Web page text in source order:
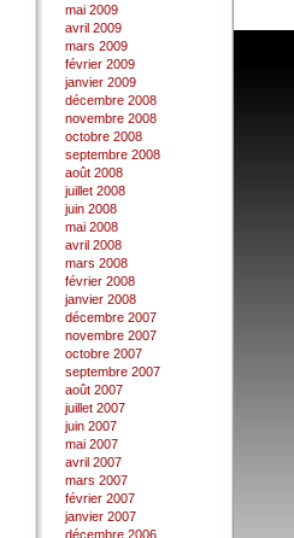
mai 2009
avril 2009
mars 2009
février 2009
janvier 2009
décembre 2008
novembre 2008
octobre 2008
septembre 2008
août 2008
juillet 2008
juin 2008
mai 2008
avril 2008
mars 2008
février 2008
janvier 2008
décembre 2007
novembre 2007
octobre 2007
septembre 2007
août 2007
juillet 2007
juin 2007
mai 2007
avril 2007
mars 2007
février 2007
janvier 2007
décembre 2006